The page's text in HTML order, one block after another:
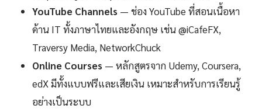
YouTube Channels — ช่อง YouTube ที่สอนเนื้อหา
ด้าน IT ทั้งภาษาไทยและอังกฤษ เช่น @iCafeFX,
Traversy Media, NetworkChuck
Online Courses — หลักสูตรจาก Udemy, Coursera,
edX มีทั้งแบบฟรีและเสียเงิน เหมาะสำหรับการเรียนรู้
อย่างเป็นระบบ